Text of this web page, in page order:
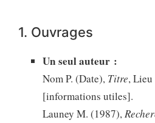
1. Ouvrages
Un seul auteur :
Nom P. (Date), Titre, Lieu
[informations utiles].
Launey M. (1987),